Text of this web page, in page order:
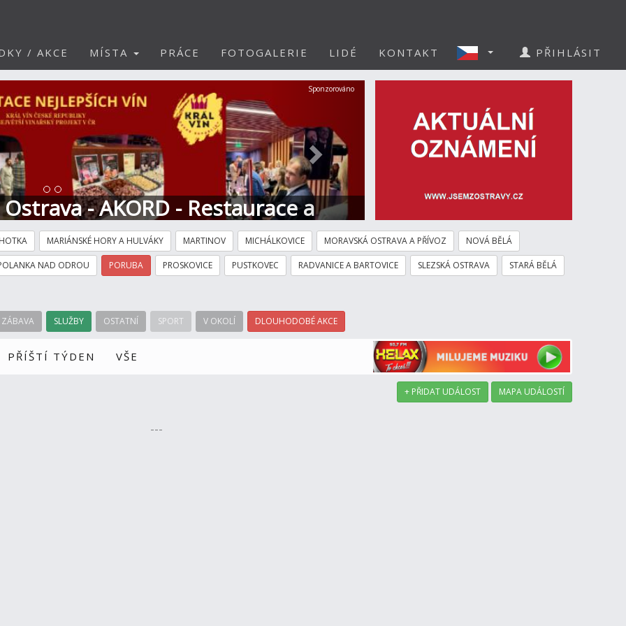
/ AKCE MÍSTA PRÁCE FOTOGALERIE LIDÉ KONTAKT PŘIHLÁSIT
- AKORD - Restaurace a
Další
Sponzorováno
MARIÁNSKÉ HORY A HULVÁKY MARTINOV MICHÁLKOVICE MORAVSKÁ OSTRAVA A PŘÍVOZ NOVÁ BĚLÁ
NAD ODROU PORUBA PROSKOVICE PUSTKOVEC RADVANICE A BARTOVICE SLEZSKÁ OSTRAVA STARÁ BĚLÁ
ZÁBAVA SLUŽBY OSTATNÍ SPORT V OKOLÍ DLOUHODOBÉ AKCE
PŘÍŠTÍ TÝDEN VŠE
+ PŘIDAT UDÁLOST MAPA UDÁLOSTÍ
---